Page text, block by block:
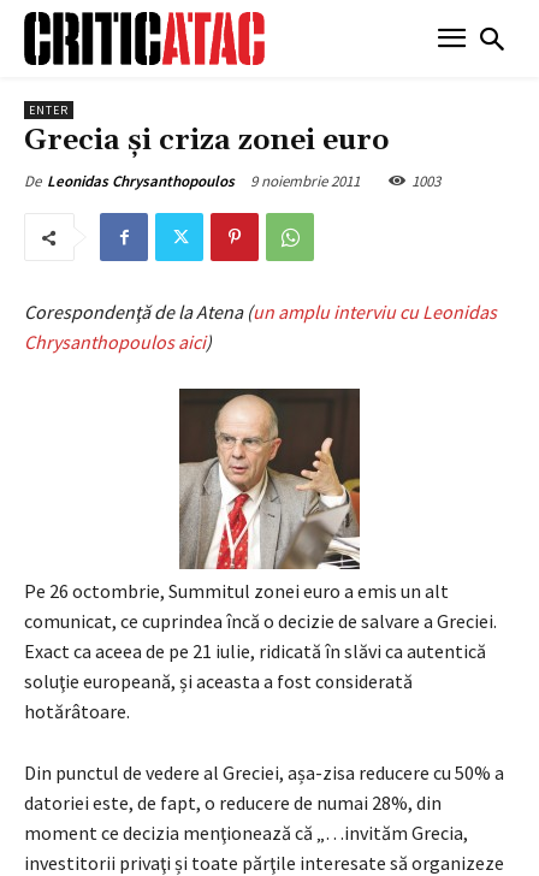
ENTER
Grecia şi criza zonei euro
De Leonidas Chrysanthopoulos 9 noiembrie 2011 1003
Corespondenţă de la Atena (un amplu interviu cu Leonidas
Chrysanthopoulos aici)
Pe 26 octombrie, Summitul zonei euro a emis un alt
comunicat, ce cuprindea încă o decizie de salvare a Greciei.
Exact ca aceea de pe 21 iulie, ridicată în slăvi ca autentică
soluţie europeană, și aceasta a fost considerată
hotărâtoare.
Din punctul de vedere al Greciei, așa-zisa reducere cu 50% a
datoriei este, de fapt, o reducere de numai 28%, din
moment ce decizia menţionează că „…invităm Grecia,
investitorii privaţi și toate părţile interesate să organizeze